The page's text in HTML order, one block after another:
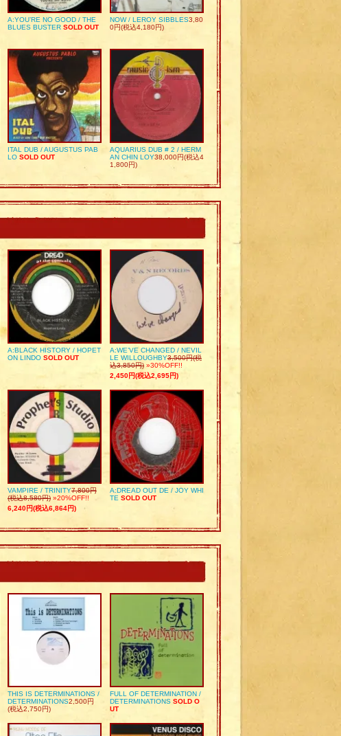
A:YOU’RE NO GOOD / THE
BLUES BUSTER SOLD OUT
NOW / LEROY SIBBLES3,80
0円(税込4,180円)
ITAL DUB / AUGUSTUS PAB
LO SOLD OUT
AQUARIUS DUB # 2 / HERM
AN CHIN LOY38,000円(税込4
1,800円)
A:BLACK HISTORY / HOPET
ON LINDO SOLD OUT
A:WE’VE CHANGED / NEVIL
LE WILLOUGHBY3,500円(税
込3,850円) »30%OFF!!
2,450円(税込2,695円)
VAMPIRE / TRINITY7,800円
(税込8,580円) »20%OFF!!
6,240円(税込6,864円)
A:DREAD OUT DE / JOY WHI
TE SOLD OUT
THIS IS DETERMINATIONS /
DETERMINATIONS2,500円
(税込2,750円)
FULL OF DETERMINATION /
DETERMINATIONS SOLD O
UT